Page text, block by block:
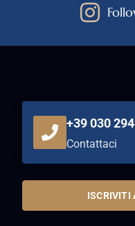
+39 030
Contattaci
ISCRIVITI